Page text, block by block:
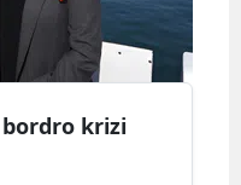
bordro krizi